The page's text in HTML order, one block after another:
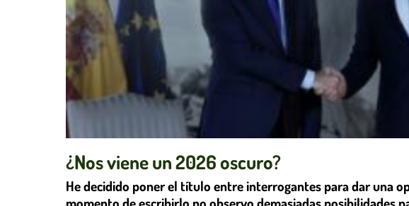
¿Nos viene un 2026 oscuro?
He decidido poner el título entre interrogantes para dar una